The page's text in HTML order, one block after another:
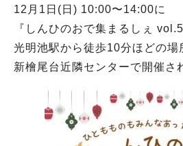
12月1日(日) 10:00〜14:00に
『しんひのおで集まるしぇ
光明池駅から徒歩10分ほどの場
新檜尾台近隣センターで開催さ